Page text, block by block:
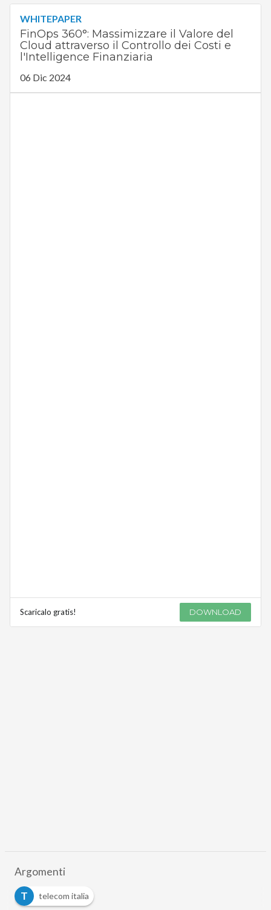
WHITEPAPER
FinOps 360°: Massimizzare il Valore del
Cloud attraverso il Controllo dei Costi e
l'Intelligence Finanziaria
06 Dic 2024
Scaricalo gratis! DOWNLOAD
Argomenti
T
telecom italia